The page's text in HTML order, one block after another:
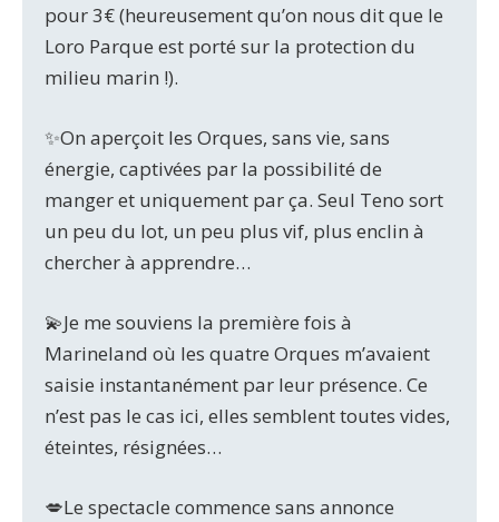
pour 3€ (heureusement qu’on nous dit que le
Loro Parque est porté sur la protection du
milieu marin !).
✨On aperçoit les Orques, sans vie, sans
énergie, captivées par la possibilité de
manger et uniquement par ça. Seul Teno sort
un peu du lot, un peu plus vif, plus enclin à
chercher à apprendre…
💫Je me souviens la première fois à
Marineland où les quatre Orques m’avaient
saisie instantanément par leur présence. Ce
n’est pas le cas ici, elles semblent toutes vides,
éteintes, résignées…
💋Le spectacle commence sans annonce